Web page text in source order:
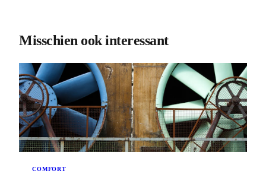
Misschien ook interessant
COMFORT